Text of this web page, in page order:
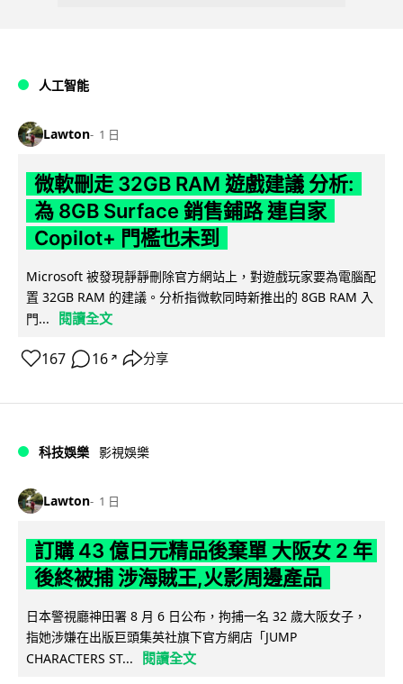
人工智能
Lawton 1 日
微軟刪走 32GB RAM 遊戲建議 分析:
為 8GB Surface 銷售鋪路 連自家
Copilot+ 門檻也未到
Microsoft 被發現靜靜刪除官方網站上，對遊戲玩家要為電腦配
置 32GB RAM 的建議。分析指微軟同時新推出的 8GB RAM 入
門...
閱讀全文
167 16 ↗ 分享
科技娛樂 影視娛樂
Lawton 1 日
訂購 43 億日元精品後棄單 大阪女 2 年
後終被捕 涉海賊王,火影周邊產品
日本警視廳神田署 8 月 6 日公布，拘捕一名 32 歲大阪女子，
指她涉嫌在出版巨頭集英社旗下官方網店「JUMP
CHARACTERS ST...
閱讀全文